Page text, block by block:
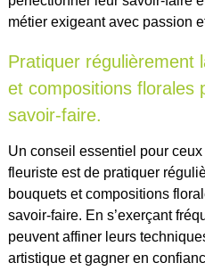
métier exigeant avec passion
Pratiquer régulièrement
et compositions florales
savoir-faire.
Un conseil essentiel pour
fleuriste est de pratiquer
bouquets et compositions
savoir-faire. En s’exerçant
peuvent affiner leurs
artistique et gagner en